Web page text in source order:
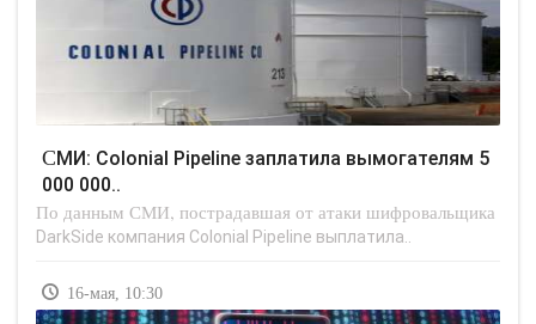
СМИ: Colonial Pipeline заплатила вымогателям 5
000 000..
По данным СМИ, пострадавшая от атаки шифровальщика
DarkSide компания Colonial Pipeline выплатила..
16-мая, 10:30